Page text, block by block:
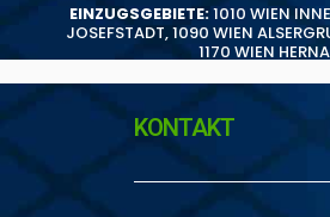
EINZUGSGEBIETE:1010 WIEN
JOSEFSTADT,1090 WIEN
1170 WIEN
KONTAKT